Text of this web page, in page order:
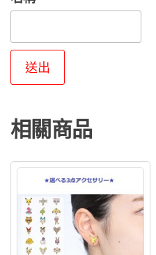
相關商品